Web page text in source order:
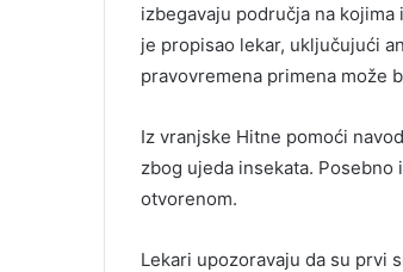
izbegavaju područja na
je propisao lekar, uključujući
pravovremena primena može
Iz vranjske Hitne pomoći
zbog ujeda insekata.
otvorenom.
Lekari upozoravaju da su prvi